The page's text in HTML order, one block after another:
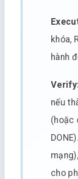
khóa,
hành
nếu
(hoặc
cho